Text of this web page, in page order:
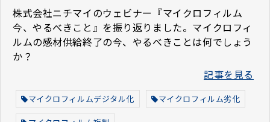
株式会社ニチマイのウェビナー『マイクロフィルム
今、やるべきこと』を振り返りました。マイクロフィ
ルムの感材供給終了の今、やるべきことは何でしょう
か？
記事を見る
マイクロフィルムデジタル化 マイクロフィルム劣化